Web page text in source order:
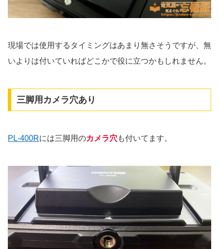
現場では使用するタイミングはあまり無さそうですが、無
いよりは付いていればどこかで役に立つかもしれません。
三脚用カメラ穴あり
PL-400Rには三脚用のカメラ穴も付いてます。